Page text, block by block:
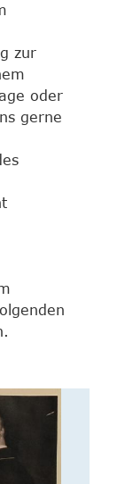
zur
oder
gerne